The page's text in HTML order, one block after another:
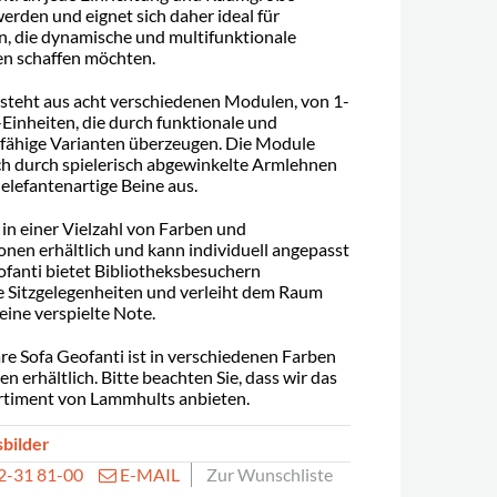
und eignet sich daher ideal für
die dynamische und multifunktionale
schaffen möchten.
aus acht verschiedenen Modulen, von 1-
die durch funktionale und
Varianten überzeugen. Die Module
durch spielerisch abgewinkelte Armlehnen
Beine aus.
in einer Vielzahl von Farben und
erhältlich und kann individuell angepasst
bietet Bibliotheksbesuchern
und verleiht dem Raum
verspielte Note.
Sofa Geofanti ist in verschiedenen Farben
erhältlich. Bitte beachten Sie, dass wir das
von Lammhults anbieten.
31 81-00
E-MAIL Zur Wunschliste